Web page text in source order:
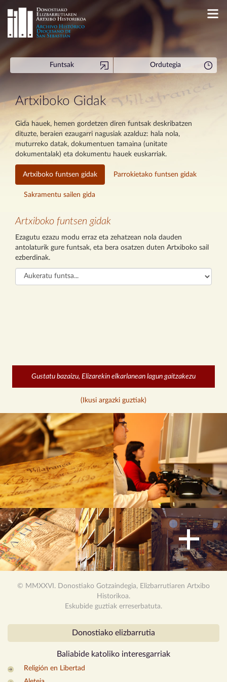
Funtsak Ordutegia
Artxiboko Gidak
Gida hauek, hemen gordetzen diren funtsak deskribatzen
dituzte, beraien ezaugarri nagusiak azalduz: hala nola,
muturreko datak, dokumentuen tamaina (unitate
dokumentalak) eta dokumentu hauek euskarriak.
Artxiboko funtsen gidak Parrokietako funtsen gidak
Sakramentu sailen gida
Artxiboko funtsen gidak
Ezagutu ezazu modu erraz eta zehatzean nola dauden
antolaturik gure funtsak, eta bera osatzen duten Artxiboko sail
ezberdinak.
Gustatu bazaizu, Elizarekin elkarlanean lagun gaitzakezu
(Ikusi argazki guztiak)
© MMXXVI. Donostiako Gotzaindegia, Elizbarrutiaren Artxibo
Historikoa.
Eskubide guztiak erreserbatuta.
Donostiako elizbarrutia
Baliabide katoliko interesgarriak
Religión en Libertad